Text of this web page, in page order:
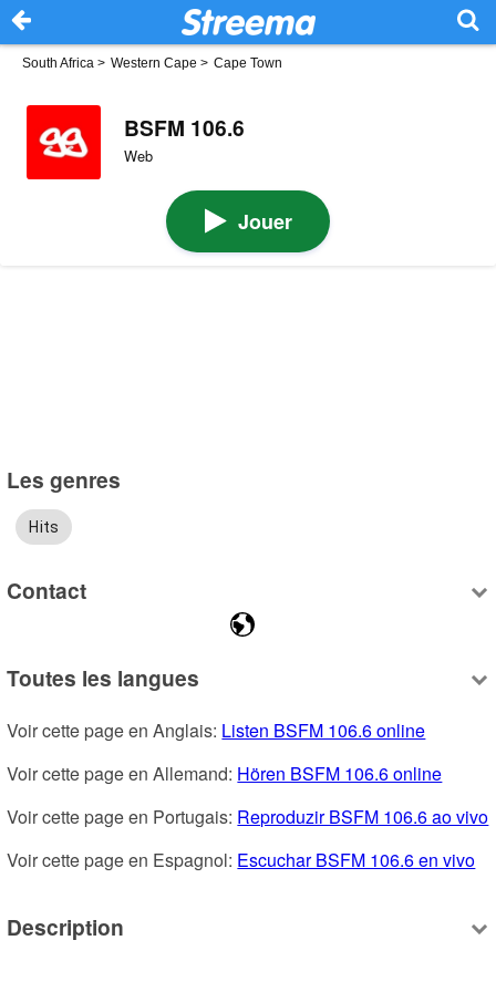
South Africa > Western Cape > Cape Town
BSFM 106.6
Web
Jouer
Les genres
Hits
Contact
Toutes les langues
Voir cette page en Anglais: Listen BSFM 106.6 online
Voir cette page en Allemand: Hören BSFM 106.6 online
Voir cette page en Portugais: Reproduzir BSFM 106.6 ao vivo
Voir cette page en Espagnol: Escuchar BSFM 106.6 en vivo
Description